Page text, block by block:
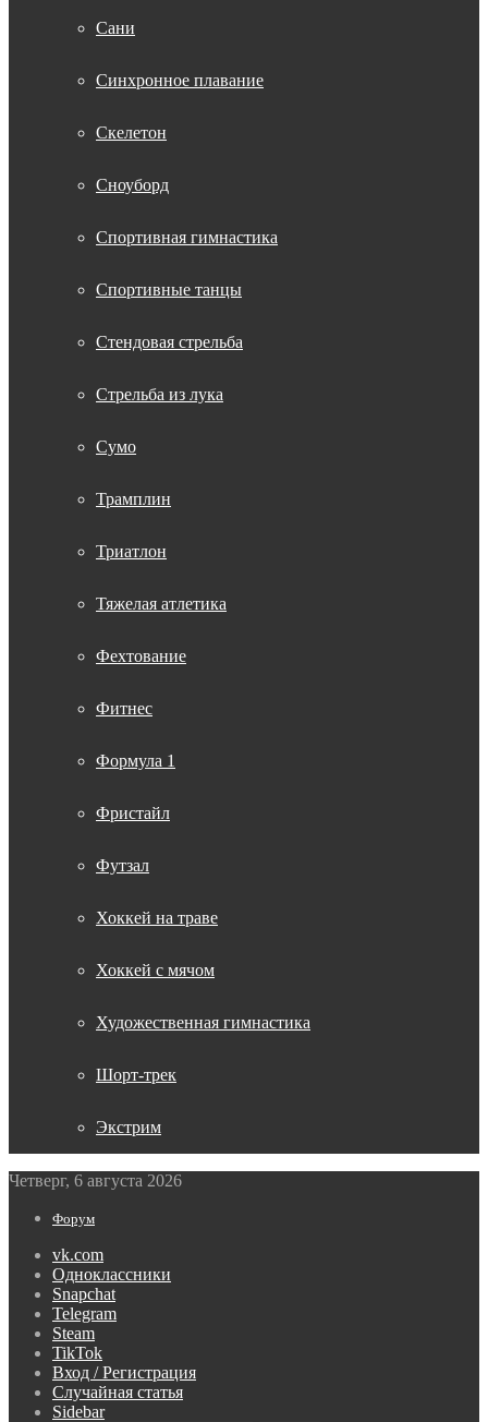
Сани
Синхронное плавание
Скелетон
Сноуборд
Спортивная гимнастика
Спортивные танцы
Стендовая стрельба
Стрельба из лука
Сумо
Трамплин
Триатлон
Тяжелая атлетика
Фехтование
Фитнес
Формула 1
Фристайл
Футзал
Хоккей на траве
Хоккей с мячом
Художественная гимнастика
Шорт-трек
Экстрим
Четверг, 6 августа 2026
Форум
vk.com
Одноклассники
Snapchat
Telegram
Steam
TikTok
Вход / Регистрация
Случайная статья
Sidebar